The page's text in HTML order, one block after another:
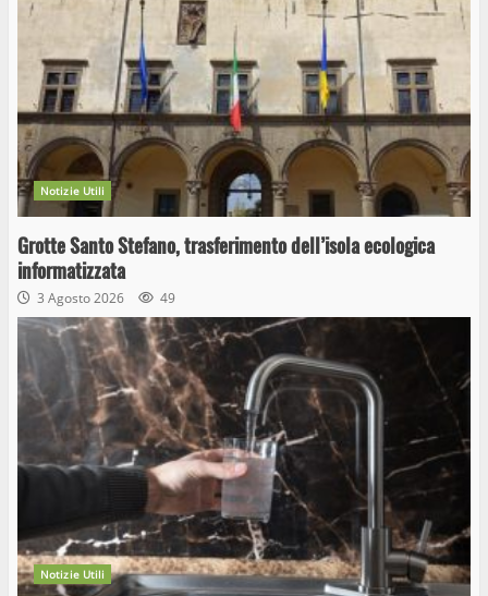
Notizie Utili
Grotte Santo Stefano, trasferimento dell’isola ecologica
informatizzata
3 Agosto 2026 49
Notizie Utili